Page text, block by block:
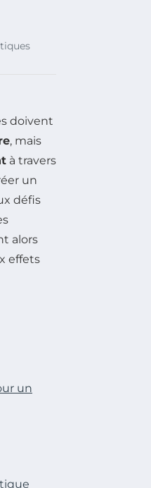
doivent
, mais
à travers
un
défis
alors
effets
un